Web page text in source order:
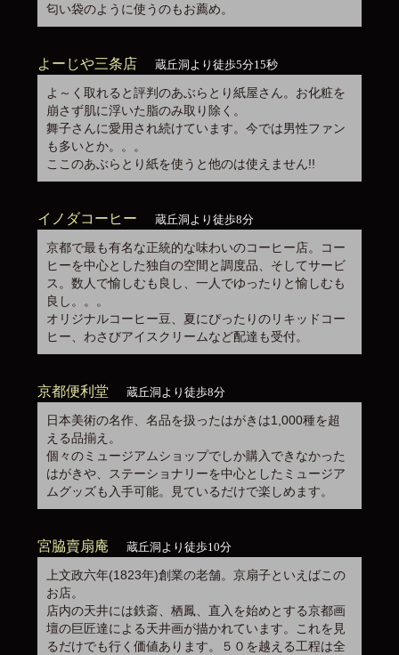
匂い袋のように使うのもお薦め。
よーじや三条店 蔵丘洞より徒歩5分15秒
よ～く取れると評判のあぶらとり紙屋さん。お化粧を
崩さず肌に浮いた脂のみ取り除く。
舞子さんに愛用され続けています。今では男性ファン
も多いとか。。。
ここのあぶらとり紙を使うと他のは使えません!!
イノダコーヒー 蔵丘洞より徒歩8分
京都で最も有名な正統的な味わいのコーヒー店。コー
ヒーを中心とした独自の空間と調度品、そしてサービ
ス。数人で愉しむも良し、一人でゆったりと愉しむも
良し。。。
オリジナルコーヒー豆、夏にぴったりのリキッドコー
ヒー、わさびアイスクリームなど配達も受付。
京都便利堂 蔵丘洞より徒歩8分
日本美術の名作、名品を扱ったはがきは1,000種を超
える品揃え。
個々のミュージアムショップでしか購入できなかった
はがきや、ステーショナリーを中心としたミュージア
ムグッズも入手可能。見ているだけで楽しめます。
宮脇賣扇庵 蔵丘洞より徒歩10分
上文政六年(1823年)創業の老舗。京扇子といえばこの
お店。
店内の天井には鉄斎、栖鳳、直入を始めとする京都画
壇の巨匠達による天井画が描かれています。これを見
るだけでも行く価値あります。５０を越える工程は全